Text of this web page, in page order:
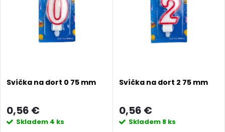
p
r
p
r
Svíčka na dort 0 75 mm
0,56 €
Skladem 4 ks
Svíčka na dort 2 75 mm
0,56 €
Skladem 8 ks